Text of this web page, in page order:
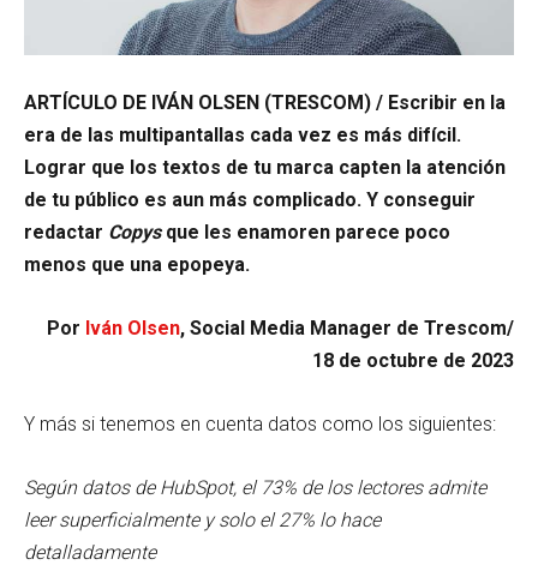
ARTÍCULO DE IVÁN OLSEN (TRESCOM) / Escribir en la
era de las multipantallas cada vez es más difícil.
Lograr que los textos de tu marca capten la atención
de tu público es aun más complicado. Y conseguir
redactar Copysque les enamoren parece poco
menos que una epopeya.
Por Iván Olsen, Social Media Manager de Trescom/
18 de octubre de 2023
Y más si tenemos en cuenta datos como los siguientes:
Según datos de HubSpot, el 73% de los lectores admite
leer superficialmente y solo el 27% lo hace
detalladamente